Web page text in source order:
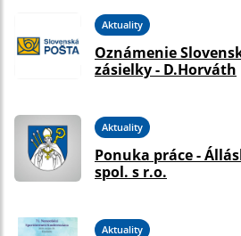
Aktuality
Oznámenie
zásielky - D.Horváth
Aktuality
Ponuka práce -
spol. s r.o.
Aktuality